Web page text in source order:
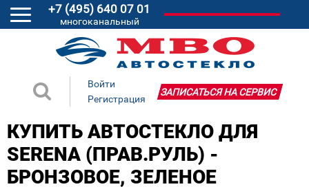
+7 (495) 640 07 01
многоканальный
Войти
Регистрация
ЗАПИСАТЬСЯ НА СЕРВИС
КУПИТЬ АВТОСТЕКЛО ДЛЯ
SERENA (ПРАВ.РУЛЬ) -
БРОНЗОВОЕ, ЗЕЛЕНОЕ